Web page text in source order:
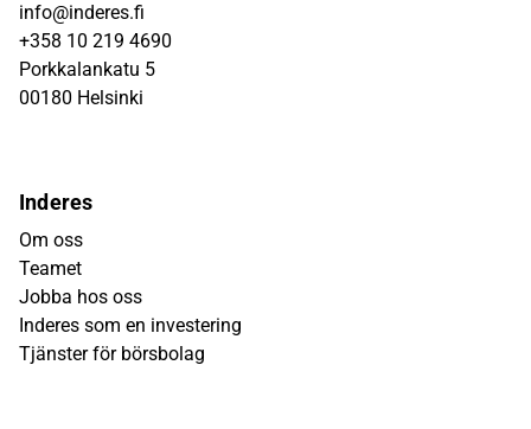
info@inderes.fi
+358 10 219 4690
Porkkalankatu 5
00180 Helsinki
Inderes
Om oss
Teamet
Jobba hos oss
Inderes som en investering
Tjänster för börsbolag